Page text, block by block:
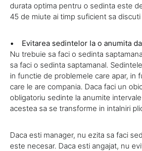
durata optima pentru o sedinta este
45 de miute ai timp suficient sa
• Evitarea sedintelor la o anumita
Nu trebuie sa faci o sedinta
sa faci o sedinta saptamanal.
in functie de problemele care apar, in
care le are compania. Daca faci un
obligatoriu sedinte la anumite
acestea sa se transforme in intalniri
Daca esti manager, nu ezita sa faci
este necesar. Daca esti angajat, nu